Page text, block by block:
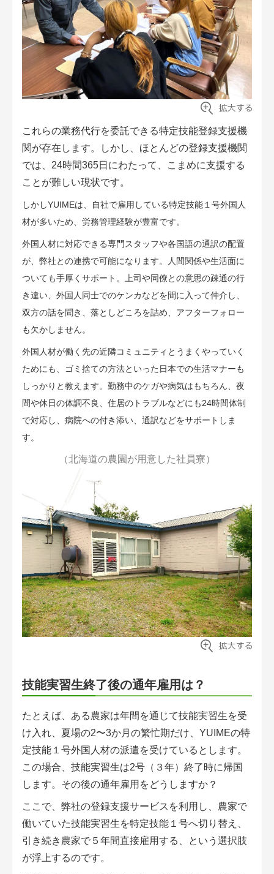
これらの業務代行を委託できる特定技能登録支援機
関が存在します。しかし、ほとんどの登録支援機関
では、24時間365日にわたって、こまめに支援する
ことが難しい現状です。
しかしYUIMEは、自社で雇用している特定技能１号外国人
材が多いため、労務管理経験が豊富です。
外国人材に対応できる専門スタッフや各国語の通訳の配置
が、弊社との連携で可能になります。人間関係や生活面に
ついても手厚くサポート。上司や同僚との意思の疎通の行
き違い、外国人同士でのケンカなどを間に入って仲介し、
双方の話を聞き、落としどころを詰め、アフターフォロー
も欠かしません。
外国人材が働く先の近隣コミュニティとうまくやっていく
ためにも、ゴミ捨ての方法といった日本での生活マナーも
しっかりと教えます。勤務中のケガや病気はもちろん、夜
間や休日の体調不良、住居のトラブルなどにも24時間体制
で対応し、病院への付き添い、通訳などをサポートしま
す。
（北海道の農園が用意した社員寮）
技能実習生終了後の通年雇用は？
たとえば、ある農家は年間を通じて技能実習生を受
け入れ、夏場の2〜3か月の繁忙期だけ、YUIMEの特
定技能１号外国人材の派遣を受けているとします。
この場合、技能実習生は2号（３年）終了時に帰国
します。その後の通年雇用をどうしますか？
ここで、弊社の登録支援サービスを利用し、農家で
働いていた技能実習生を特定技能１号へ切り替え、
引き続き農家で５年間直接雇用する、という選択肢
が浮上するのです。